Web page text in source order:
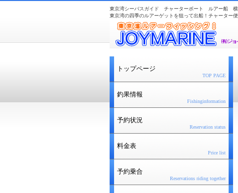
東京湾シーバスガイド チャーターボート ルアー
東京湾の四季のルアーゲットを狙って出船！チャータ
トップページ
TOP PAGE
釣果情報
Fishinginformation
予約状況
Reservation status
料金表
Price list
予約乗合
Reservations riding together